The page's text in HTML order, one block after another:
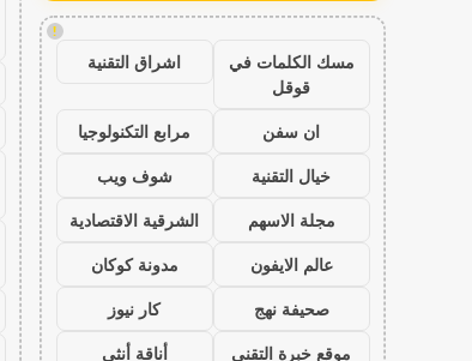
!
مسك الكلمات في
قوقل
اشراق التقنية
ان سفن
مرابع التكنولوجيا
خيال التقنية
شوف ويب
مجلة الاسهم
الشرقية الاقتصادية
عالم الايفون
مدونة كوكان
صحيفة نهج
كار نيوز
موقع خبرة التقني
أناقة أنثى